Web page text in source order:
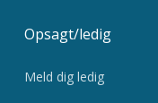
Opsagt/ledig
Meld dig ledig